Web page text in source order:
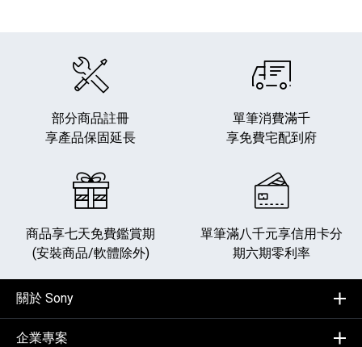
部分商品註冊
享產品保固延長
單筆消費滿千
享免費宅配到府
商品享七天免費鑑賞期
(安裝商品/軟體除外)
單筆滿八千元享信用卡分
期六期零利率
關於 Sony
企業專案